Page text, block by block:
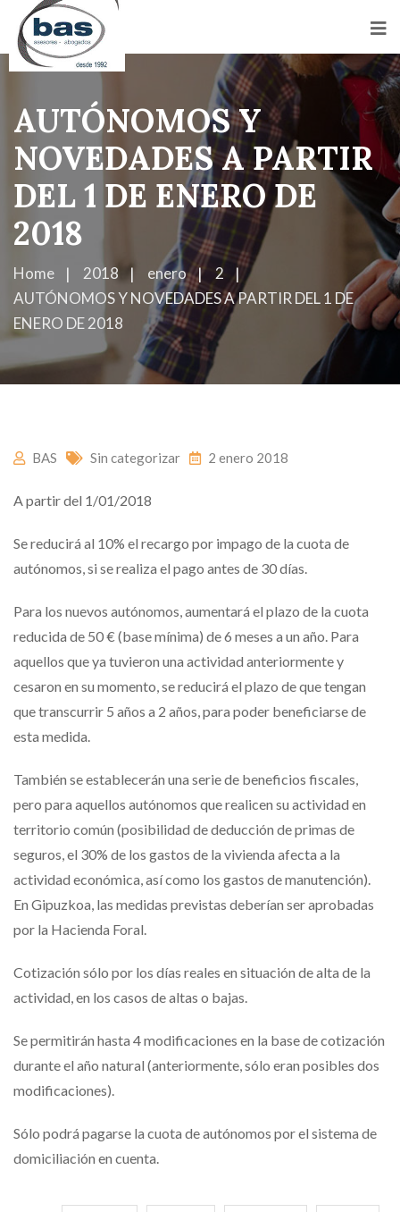
AUTÓNOMOS Y
NOVEDADES A PARTIR
DEL 1 DE ENERO DE
2018
Home 2018 enero
2
AUTÓNOMOS Y NOVEDADES A PARTIR DEL 1 DE
ENERO DE 2018
BAS Sin categorizar 2 enero 2018
A partir del 1/01/2018
Se reducirá al 10% el recargo por impago de la cuota de
autónomos, si se realiza el pago antes de 30 días.
Para los nuevos autónomos, aumentará el plazo de la cuota
reducida de 50 € (base mínima) de 6 meses a un año. Para
aquellos que ya tuvieron una actividad anteriormente y
cesaron en su momento, se reducirá el plazo de que tengan
que transcurrir 5 años a 2 años, para poder beneficiarse de
esta medida.
También se establecerán una serie de beneficios fiscales,
pero para aquellos autónomos que realicen su actividad en
territorio común (posibilidad de deducción de primas de
seguros, el 30% de los gastos de la vivienda afecta a la
actividad económica, así como los gastos de manutención).
En Gipuzkoa, las medidas previstas deberían ser aprobadas
por la Hacienda Foral.
Cotización sólo por los días reales en situación de alta de la
actividad, en los casos de altas o bajas.
Se permitirán hasta 4 modificaciones en la base de cotización
durante el año natural (anteriormente, sólo eran posibles dos
modificaciones).
Sólo podrá pagarse la cuota de autónomos por el sistema de
domiciliación en cuenta.